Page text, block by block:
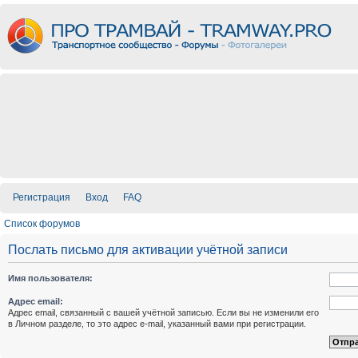
Регистрация Вход FAQ
Список форумов
Послать письмо для активации учётной записи
Имя пользователя:
Адрес email:
Адрес email, связанный с вашей учётной записью. Если вы не изменили его
в Личном разделе, то это адрес e-mail, указанный вами при регистрации.